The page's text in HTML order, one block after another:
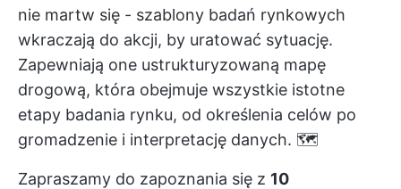
nie martw się - szablony badań rynkowych
wkraczają do akcji, by uratować sytuację.
Zapewniają one ustrukturyzowaną mapę
drogową, która obejmuje wszystkie istotne
etapy badania rynku, od określenia celów po
gromadzenie i interpretację danych. 🗺️
Zapraszamy do zapoznania się z 10